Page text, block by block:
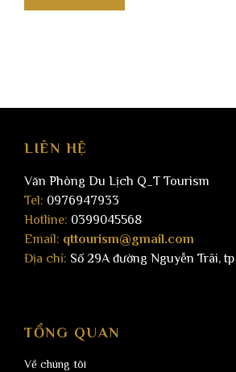
LIÊN HỆ
Văn Phòng Du Lịch Q_T Tourism
Tel: 0976947933
Hotline: 0399045568
Email: qttourism@gmail.com
Địa chỉ: Số 29A đường Nguyễn Trãi,
TỔNG QUAN
Về chúng tôi